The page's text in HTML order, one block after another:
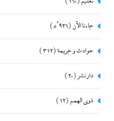
جاءنا الآن (5٬926)
حوادث و جريمة(312)
دار نشر (20)
ذوى الهمم (12)